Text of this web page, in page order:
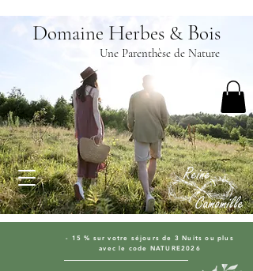
Une Parenthèse de Nature
Domaine Herbes & Bois
- 15 % sur votre séjours de 3 Nuits ou plus
avec le code NATURE2026